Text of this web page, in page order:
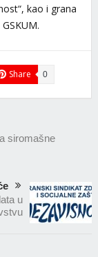
kao i grana
Share 0
siromašne
u